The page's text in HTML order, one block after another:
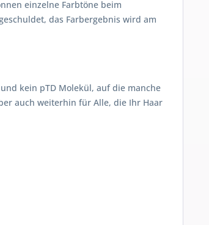
einzelne Farbtöne beim
das Farbergebnis wird am
kein pTD Molekül, auf die manche
auch weiterhin für Alle, die Ihr Haar